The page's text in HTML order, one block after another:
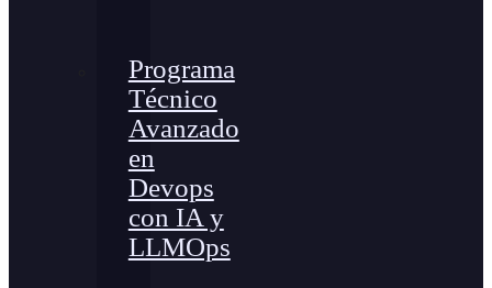
Programa
Técnico
Avanzado
en
Devops
con IA y
LLMOps